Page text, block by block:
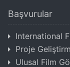
Başvurular
International
Proje
Ulusal Film